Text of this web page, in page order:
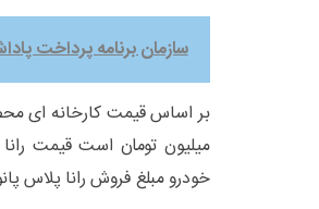
سازمان برنامه پرداخت
خودرو مبلغ فروش رانا پلاس پانوراما را ۳۴۳ میلیون تومان